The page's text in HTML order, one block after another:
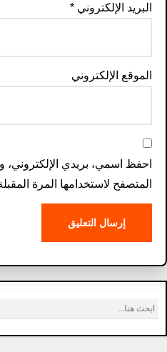
البريد الإلكتروني*
الموقع الإلكتروني
احفظ اسمي، بريدي الإلكتروني،
المتصفح لاستخدامها المرة